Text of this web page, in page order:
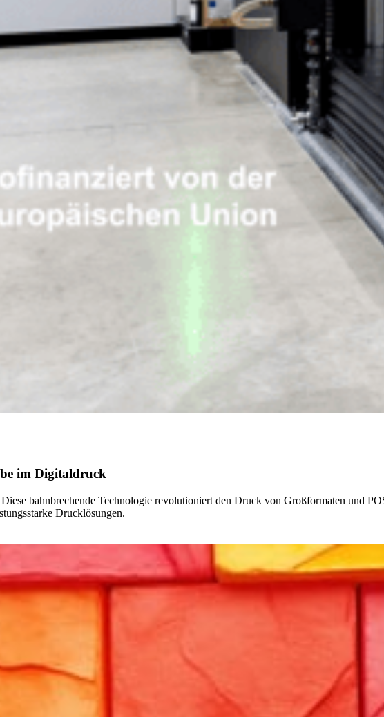
im Digitaldruck
bahnbrechende Technologie revolutioniert den Druck von Großformaten und
Drucklösungen.